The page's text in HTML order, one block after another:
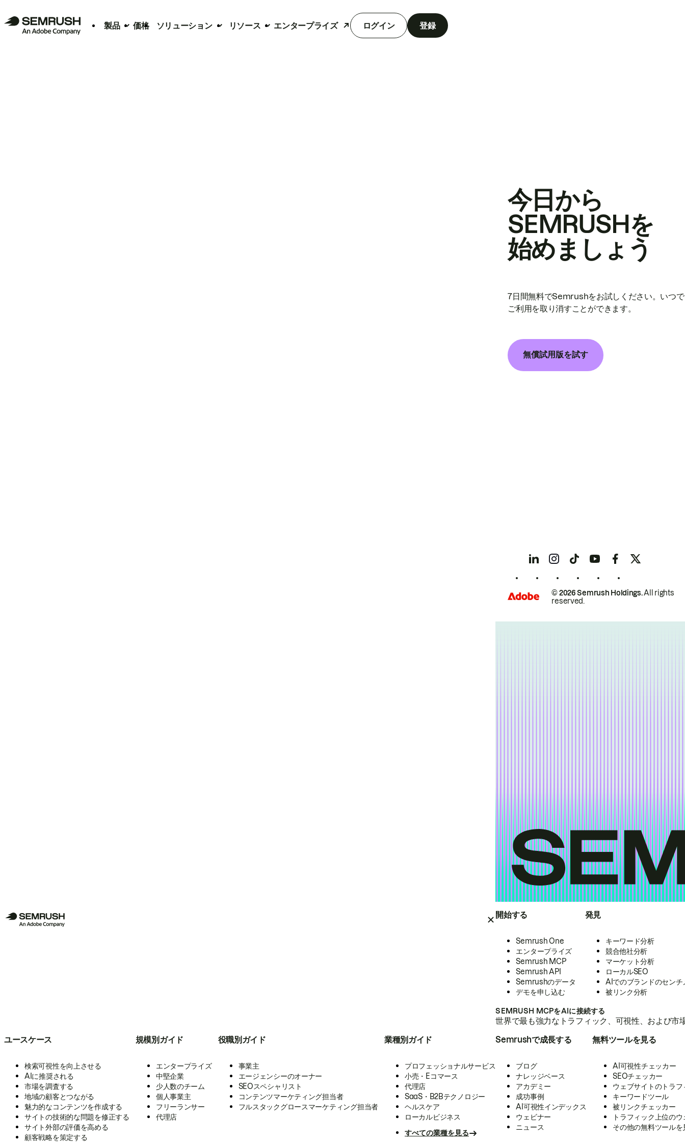
製品 価格 ソリューション リソース エンタープライズ ログイン 登録
開始する
Semrush One
エンタープライズ
Semrush MCP
Semrush API
Semrushのデータ
デモを申し込む
発見
キーワード分析
競合他社分析
マーケット分析
ローカルSEO
AIでのブランドのセンチ
被リンク分析
SEMRUSH MCPをAIに接続する
世界で最も強力なトラフィック、可視性、および
ユースケース
検索可視性を向上させる
AIに推奨される
市場を調査する
地域の顧客とつながる
魅力的なコンテンツを作成する
サイトの技術的な問題を修正する
サイト外部の評価を高める
顧客戦略を策定する
規模別ガイド
エンタープライズ
中堅企業
少人数のチーム
個人事業主
フリーランサー
代理店
役職別ガイド
事業主
エージェンシーのオーナー
SEOスペシャリスト
コンテンツマーケティング担当者
フルスタックグロースマーケティング担当者
業種別ガイド
プロフェッショナルサービス
小売・Eコマース
代理店
SaaS・B2Bテクノロジー
ヘルスケア
ローカルビジネス
すべての業種を見る
Semrushで成長する
ブログ
ナレッジベース
アカデミー
成功事例
AI可視性インデックス
ウェビナー
ニュース
無料ツールを見る
AI可視性チェッカー
SEOチェッカー
ウェブサイトのトラ
キーワードツール
被リンクチェッカー
トラフィック上位の
その他の無料ツールを
今日から
SEMRUSHを
始めましょう
7日間無料でSemrushをお試しください。いつ
ご利用を取り消すことができます。
無償試用版を試す
© 2026 Semrush Holdings.All rights
reserved.